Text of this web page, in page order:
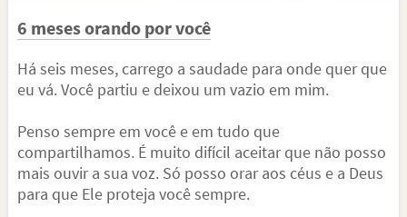
6 meses orando por você
Há seis meses, carrego a saudade para onde quer que
eu vá. Você partiu e deixou um vazio em mim.
Penso sempre em você e em tudo que
compartilhamos. É muito difícil aceitar que não posso
mais ouvir a sua voz. Só posso orar aos céus e a Deus
para que Ele proteja você sempre.